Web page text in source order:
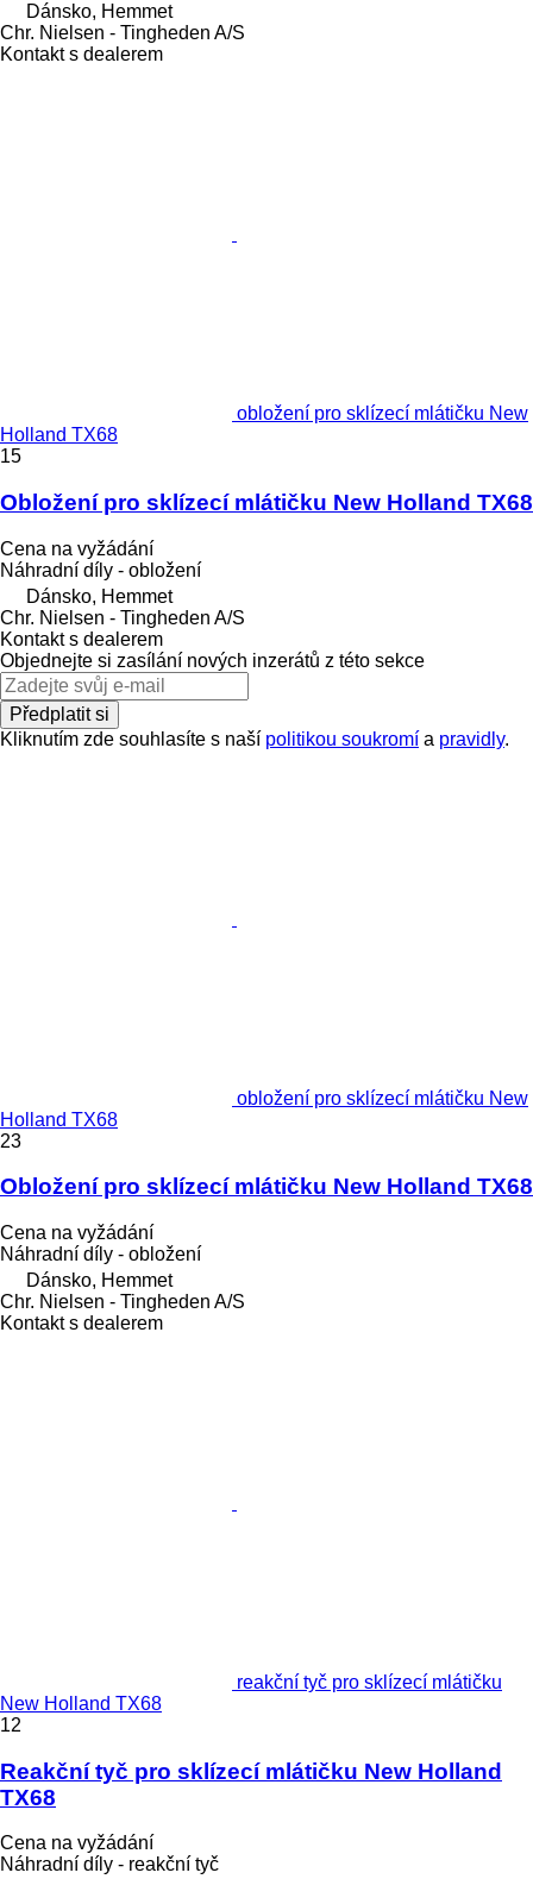
Dánsko, Hemmet
Chr. Nielsen - Tingheden A/S
Kontakt s dealerem
obložení pro sklízecí mlátičku New
Holland TX68
15
Obložení pro sklízecí mlátičku New Holland TX68
Cena na vyžádání
Náhradní díly - obložení
Dánsko, Hemmet
Chr. Nielsen - Tingheden A/S
Kontakt s dealerem
Objednejte si zasílání nových inzerátů z této sekce
Předplatit si
Kliknutím zde souhlasíte s naší politikou soukromí a pravidly.
obložení pro sklízecí mlátičku New
Holland TX68
23
Obložení pro sklízecí mlátičku New Holland TX68
Cena na vyžádání
Náhradní díly - obložení
Dánsko, Hemmet
Chr. Nielsen - Tingheden A/S
Kontakt s dealerem
reakční tyč pro sklízecí mlátičku
New Holland TX68
12
Reakční tyč pro sklízecí mlátičku New Holland
TX68
Cena na vyžádání
Náhradní díly - reakční tyč